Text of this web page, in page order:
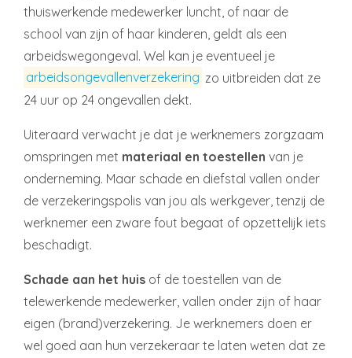
thuiswerkende medewerker luncht, of naar de
school van zijn of haar kinderen, geldt als een
arbeidswegongeval. Wel kan je eventueel je
arbeidsongevallenverzekering zo uitbreiden dat ze
24 uur op 24 ongevallen dekt.
Uiteraard verwacht je dat je werknemers zorgzaam
omspringen met materiaal en toestellen van je
onderneming. Maar schade en diefstal vallen onder
de verzekeringspolis van jou als werkgever, tenzij de
werknemer een zware fout begaat of opzettelijk iets
beschadigt.
Schade aan het huis of de toestellen van de
telewerkende medewerker, vallen onder zijn of haar
eigen (brand)verzekering. Je werknemers doen er
wel goed aan hun verzekeraar te laten weten dat ze